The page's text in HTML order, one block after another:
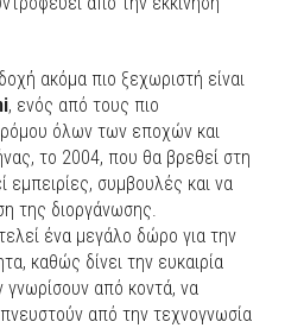
ακόμα πιο ξεχωριστή είναι
, ενός από τους πιο
όλων των εποχών και
το 2004, που θα βρεθεί στη
εμπειρίες, συμβουλές και να
της διοργάνωσης.
ένα μεγάλο δώρο για την
καθώς δίνει την ευκαιρία
από κοντά, να
από την τεχνογνωσία